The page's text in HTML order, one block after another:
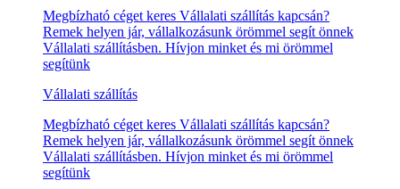
Megbízható céget keres Vállalati szállítás kapcsán?
Remek helyen jár, vállalkozásunk örömmel segít önnek
Vállalati szállításben. Hívjon minket és mi örömmel
segítünk
Vállalati szállítás
Megbízható céget keres Vállalati szállítás kapcsán?
Remek helyen jár, vállalkozásunk örömmel segít önnek
Vállalati szállításben. Hívjon minket és mi örömmel
segítünk